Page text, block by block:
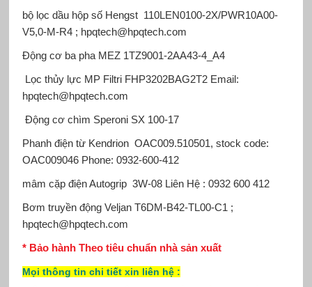
bộ lọc dầu hộp số Hengst110LEN0100-2X/PWR10A00-
V5,0-M-R4 ; hpqtech@hpqtech.com
Động cơ ba pha MEZ 1TZ9001-2AA43-4_A4
Lọc thủy lực MP FiltriFHP3202BAG2T2 Email:
hpqtech@hpqtech.com
Động cơ chìm SperoniSX 100-17
Phanh điện từ KendrionOAC009.510501, stock code:
OAC009046 Phone: 0932-600-412
mâm cặp điện Autogrip3W-08 Liên Hệ : 0932 600 412
Bơm truyền động VeljanT6DM-B42-TL00-C1 ;
hpqtech@hpqtech.com
* Bảo hành Theo tiêu chuẩn nhà sản xuất
Mọi thông tin chi tiết xin liên hệ: